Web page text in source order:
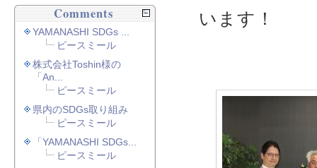
います！
Comments
YAMANASHI SDGs ...
ピースミール
株式会社Toshin様の
「An...
ピースミール
県内のSDGs取り組み
ピースミール
「YAMANASHI SDGs...
ピースミール